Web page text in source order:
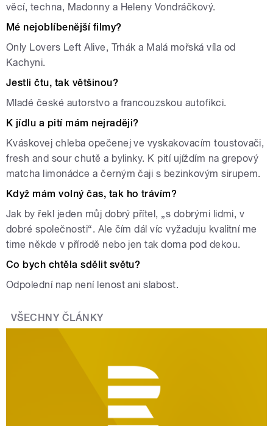
věcí, techna, Madonny a Heleny Vondráčkový.
Mé nejoblíbenější filmy?
Only Lovers Left Alive, Trhák a Malá mořská víla od
Kachyni.
Jestli čtu, tak většinou?
Mladé české autorstvo a francouzskou autofikci.
K jídlu a pití mám nejraději?
Kváskovej chleba opečenej ve vyskakovacím toustovači,
fresh and sour chutě a bylinky. K pití ujíždím na grepový
matcha limonádce a černým čaji s bezinkovým sirupem.
Když mám volný čas, tak ho trávím?
Jak by řekl jeden můj dobrý přítel, „s dobrými lidmi, v
dobré společnosti“. Ale čím dál víc vyžaduju kvalitní me
time někde v přírodě nebo jen tak doma pod dekou.
Co bych chtěla sdělit světu?
Odpolední nap není lenost ani slabost.
VŠECHNY ČLÁNKY